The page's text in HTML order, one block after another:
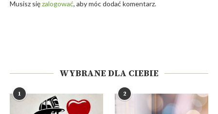
Musisz sięzalogować, aby móc dodać komentarz.
WYBRANE DLA CIEBIE
1 2